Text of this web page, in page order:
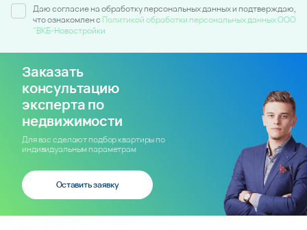
Даю согласие на обработку персональных данных и подтверждаю,
что ознакомлен c Политикой обработки персональных данных ООО
"ВКБ-Новостройки
Заказать
консультацию
эксперта по
недвижимости
Для вас сделают подбор квартиры по
индивидуальным параметрам
Оставить заявку